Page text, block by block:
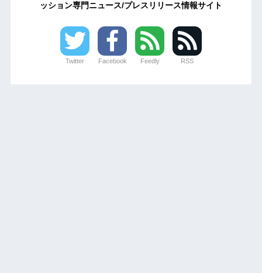
ッション専門ニュース/プレスリリース情報サイト
Twitter Facebook Feedly RSS